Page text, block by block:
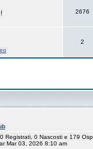
2676
2
Registrati, 0 Nascosti e 179
Mar 03, 2026 8:10 am